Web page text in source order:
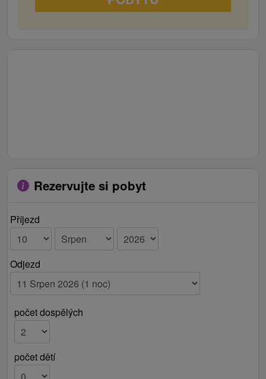
Rezervujte si pobyt
Příjezd
Odjezd
počet dospělých
počet dětí